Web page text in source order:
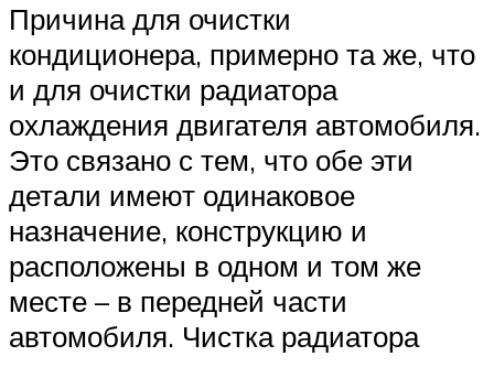
Причина для очистки
кондиционера, примерно та же, что
и для очистки радиатора
охлаждения двигателя автомобиля.
Это связано с тем, что обе эти
детали имеют одинаковое
назначение, конструкцию и
расположены в одном и том же
месте – в передней части
автомобиля. Чистка радиатора